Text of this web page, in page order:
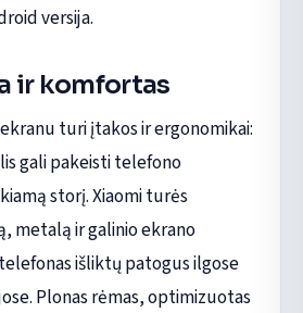
versija.
ir komfortas
turi įtakos ir ergonomikai:
gali pakeisti telefono
storį. Xiaomi turės
metalą ir galinio ekrano
išliktų patogus ilgose
Plonas rėmas, optimizuotas